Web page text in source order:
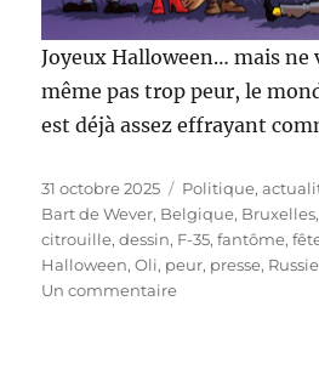
Joyeux Halloween… mais ne
même pas trop peur, le
est déjà assez effrayant
Publié
le
31 octobre 2025 Catégories
Politique,
Bart de Wever, Belgique, Bruxelles
citrouille,dessin, F-35,fantôme,
Halloween,Oli, peur, presse, Russie
Un commentairesur